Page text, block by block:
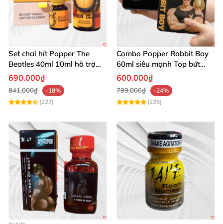
Set chai hít Popper The
Beatles 40ml 10ml hỗ trợ
giãn nở hậu môn cho Top
690.000₫
841.000₫
-18%
(227)
Combo Popper Rabbit Boy
60ml siêu mạnh Top bứt
phá giới hạn
600.000₫
789.000₫
-24%
(226)